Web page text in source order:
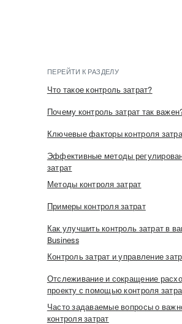
ПЕРЕЙТИ К РАЗДЕЛУ
Что такое контроль затрат?
Почему контроль затрат так
Ключевые факторы контроля
Эффективные методы
затрат
Методы контроля затрат
Примеры контроля затрат
Как улучшить контроль затрат в
Business
Контроль затрат и управление
Отслеживание и сокращение
проекту с помощью контроля
Часто задаваемые вопросы о
контроля затрат